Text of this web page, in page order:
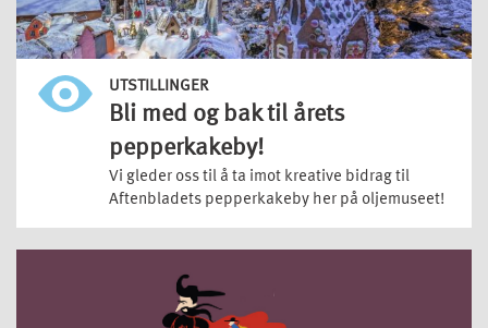
UTSTILLINGER
Bli med og bak til årets
pepperkakeby!
Vi gleder oss til å ta imot kreative bidrag til
Aftenbladets pepperkakeby her på oljemuseet!